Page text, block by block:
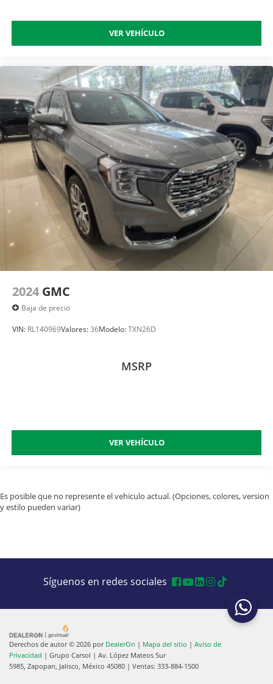
VER VEHÍCULO
2024 GMC
Baja de precio
VIN: RL140969Valores:36Modelo:TXN26D
MSRP
VER VEHÍCULO
Es posible que no represente el vehiculo actual. (Opciones, colores, version
y estilo pueden variar)
Síguenos en redes sociales
Derechos de autor © 2026 por DealerOn | Mapa del sitio | Aviso de
Privacidad | Grupo Carsol | Av. López Mateos Sur
5985, Zapopan, Jalisco, México 45080 | Ventas: 333-884-1500